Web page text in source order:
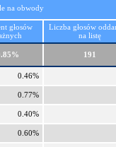
na obwody
głosów
Liczba głosów
na listę
191
0.46%
0.77%
0.40%
0.60%